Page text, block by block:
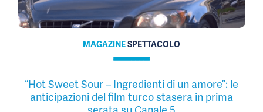
MAGAZINESPETTACOLO
“Hot Sweet Sour – Ingredienti di un amore”: le
anticipazioni del film turco stasera in prima